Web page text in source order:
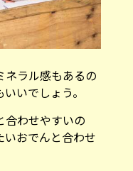
ネラル感もあるの
いでしょう。
合わせやすいの
いおでんと合わせ